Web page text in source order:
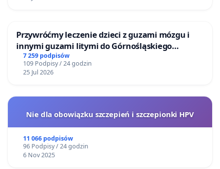
Przywróćmy leczenie dzieci z guzami mózgu i
innymi guzami litymi do Górnośląskiego
Centrum Zdrowia Dziecka w Katowicach
7 259 podpisów
109 Podpisy / 24 godzin
25 Jul 2026
Nie dla obowiązku szczepień i szczepionki HPV
11 066 podpisów
96 Podpisy / 24 godzin
6 Nov 2025